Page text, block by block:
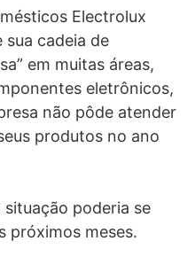
Electrolux
cadeia de
em muitas áreas,
eletrônicos,
não pôde atender
produtos no ano
poderia se
próximos meses.